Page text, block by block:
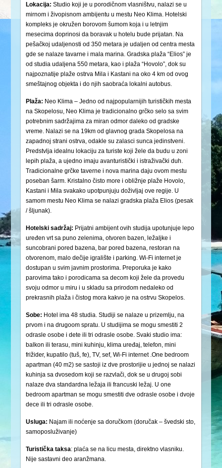
Lokacija:Studio koji je u porodičnom vlasništvu, nalazi se u
mirnom i živopisnom ambijentu u mestu Neo Klima. Hotelski
kompleks je okružen borovom šumom koja i u letnjim
mesecima doprinosi da boravak u hotelu bude prijatan. Na
pešačkoj udaljenosti od 350 metara je udaljen od centra mesta
gde se nalaze tavarne i mala marina. Gradska plaža “Elios” je
od studia udaljena 550 metara, kao i plaža “Hovolo”, dok su
najpoznatije plaže ostrva Mila i Kastani na oko 4 km od ovog
smeštajnog objekta i do njih saobraća lokalni autobus.
Plaža: Neo Klima – Jedno od najpopularnijih turističkih mesta
na Skopelosu, Neo Klima je tradicionalno grčko selo sa svim
potrebnim sadržajima za miran odmor daleko od gradske
vreme. Nalazi se na 19km od glavnog grada Skopelosa na
zapadnoj strani ostrva, odakle su zalasci sunca jedinstveni.
Predstvlja idealnu lokaciju za turiste koji žele da budu u zoni
lepih plaža, a ujedno imaju avanturistički i istraživački duh.
Tradicionalne grčke taverne i nova marina daju ovom mestu
poseban šarm. Kristalno čisto more i obližnje plaže Hovolo,
Kastani i Mila svakako upotpunjuju doživljaj ove regije. U
samom mestu Neo Klima se nalazi gradska plaža Elios (pesak
/ šljunak).
Hotelski sadržaj: Prijatni ambijent ovih studija upotunjuje lepo
uređen vrt sa puno zelenima, otvoren bazen, ležaljke i
suncobrani pored bazena, bar pored bazena, restoran na
otvorenom, malo dečije igralište i parking. Wi-Fi internet je
dostupan u svim javnim prostorima. Preporuka je kako
parovima tako i porodicama sa decom koji žele da provedu
svoju odmor u miru i u skladu sa prirodom nedaleko od
prekrasnih plaža i čistog mora kakvo je na ostrvu Skopelos.
Sobe: Hotel ima 48 studia. Studiji se nalaze u prizemlju, na
prvom i na drugoom spratu. U studijima se mogu smestiti 2
odrasle osobe i dete ili tri odrasle osobe. Svaki studio ima:
balkon ili terasu, mini kuhinju, klima uređaj, telefon, mini
frižider, kupatilo (tuš, fe), TV, sef, Wi-Fi internet .One bedroom
apartman (40 m2) se sastoji iz dve prostorijie u jednoj se nalazi
kuhinja sa dvosedom koji se razvlači, dok se u drugoj sobi
nalaze dva standardna ležaja ili francuski ležaj. U one
bedroom apartman se mogu smestiti dve odrasle osobe i dvoje
dece ili tri odrasle osobe.
Usluga: Najam ili noćenje sa doručkom (doručak – švedski sto,
samoposluživanje)
Turistička taksa: plaća se na licu mesta, direktno vlasniku.
Nije sastavni deo aranžmana.